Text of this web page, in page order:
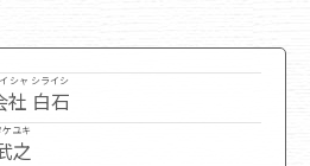
社 白石
シャ シライシ
之
ユキ